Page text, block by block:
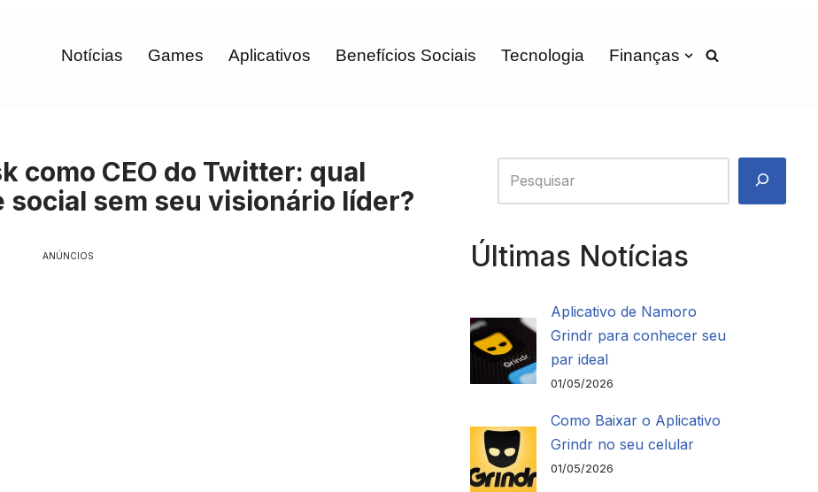
Notícias Games Aplicativos Benefícios Sociais Tecnologia Finanças
como CEO do Twitter: qual
social sem seu visionário líder?
ANÚNCIOS Últimas Notícias
Aplicativo de Namoro
Grindr para conhecer seu
par ideal
01/05/2026
Como Baixar o Aplicativo
Grindr no seu celular
01/05/2026